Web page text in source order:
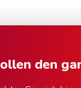
den